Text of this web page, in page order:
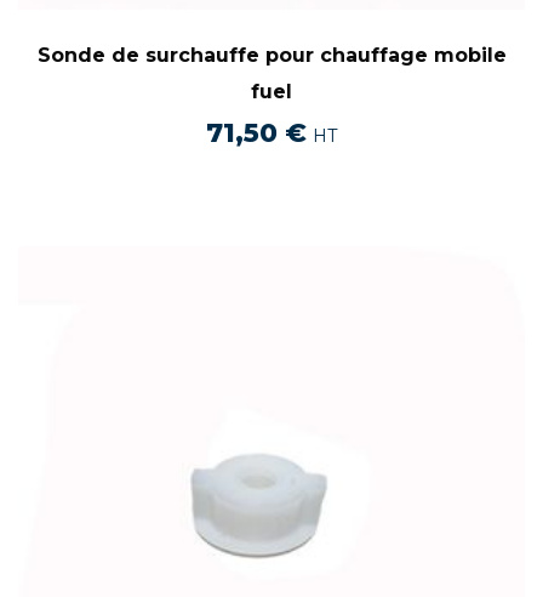
Sonde de surchauffe pour chauffage mobile
fuel
71,50 € HT